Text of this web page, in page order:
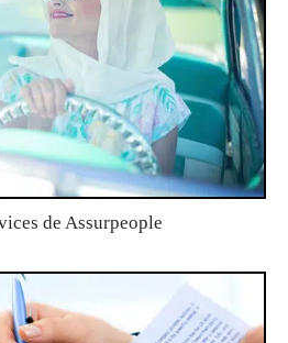
de Assurpeople